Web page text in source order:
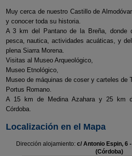
Muy cerca de nuestro Castillo de
y conocer toda su historia.
A 3 km del Pantano de la Breña, donde
pesca, nautica, actividades acuáticas, y
plena Siarra Morena.
Visitas al Museo Arqueológico,
Museo Etnológico,
Museo de máquinas de coser y carteles de
Portus Romano.
A 15 km de Medina Azahara y 25 km
Córdoba.
Localización en el Mapa
Dirección alojamiento: c/ Antonio Espin, 6
(Córdoba)